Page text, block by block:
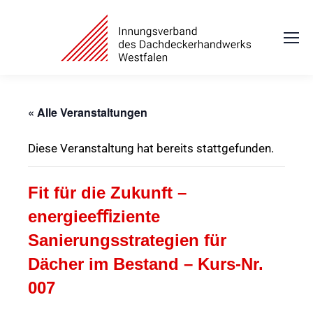
« Alle Veranstaltungen
Diese Veranstaltung hat bereits stattgefunden.
Fit für die Zukunft –
energieeﬃziente
Sanierungsstrategien für
Dächer im Bestand – Kurs-Nr.
007